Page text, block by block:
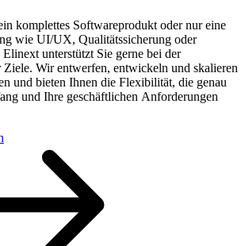
komplettes Softwareprodukt oder nur eine
wie UI/UX, Qualitätssicherung oder
unterstützt Sie gerne bei der
Wir entwerfen, entwickeln und skalieren
und bieten Ihnen die Flexibilität, die genau
und Ihre geschäftlichen Anforderungen